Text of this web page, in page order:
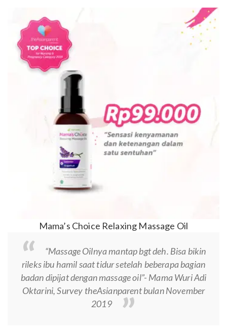
Mama’s Choice Relaxing Massage Oil
“Massage Oilnya mantap bgt deh. Bisa bikin
rileks ibu hamil saat tidur setelah beberapa bagian
badan dipijat dengan massage oil”- Mama Wuri Adi
Oktarini, Survey theAsianparent bulan November
2019